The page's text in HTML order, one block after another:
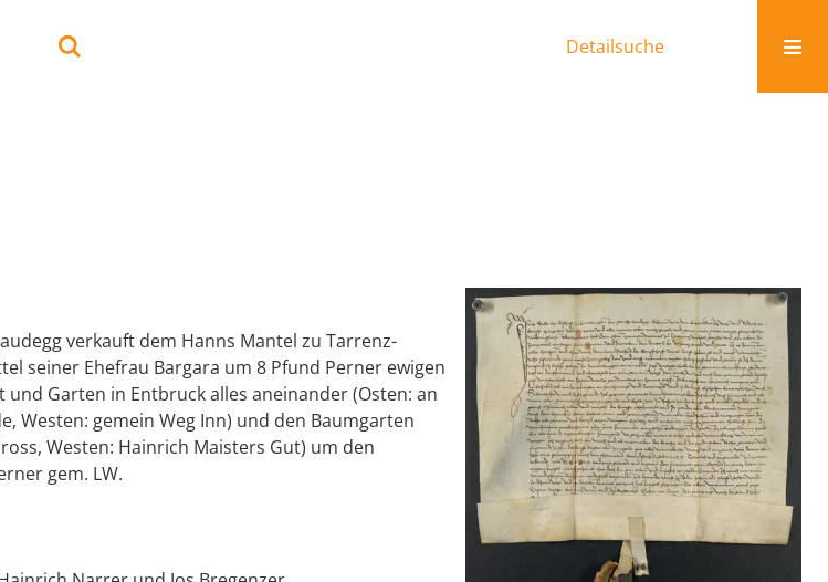
Detailsuche
verkauft dem Hanns Mantel zu Tarrenz-
seiner Ehefrau Bargara um 8 Pfund Perner ewigen
Garten in Entbruck alles aneinander (Osten: an
Westen: gemein Weg Inn) und den Baumgarten
Westen: Hainrich Maisters Gut) um den
gem. LW.